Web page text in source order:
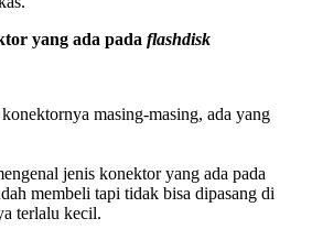
yang ada pada flashdisk
masing-masing, ada yang
jenis konektor yang ada pada
membeli tapi tidak bisa dipasang di
terlalu kecil.